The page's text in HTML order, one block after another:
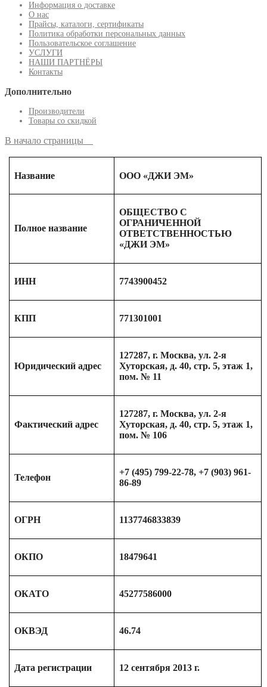
Информация о доставке
О нас
Прайсы, каталоги, сертификаты
Политика обработки персональных данных
Пользовательское соглашение
УСЛУГИ
НАШИ ПАРТНЁРЫ
Контакты
Дополнительно
Производители
Товары со скидкой
В начало страницы
Название ООО «ДЖИ ЭМ»
Полное название
ОБЩЕСТВО С
ОГРАНИЧЕННОЙ
ОТВЕТСТВЕННОСТЬЮ
«ДЖИ ЭМ»
ИНН 7743900452
КПП 771301001
Юридический адрес
127287, г. Москва, ул. 2-я
Хуторская, д. 40, стр. 5, этаж 1,
пом. № 11
Фактический адрес
127287, г. Москва, ул. 2-я
Хуторская, д. 40, стр. 5, этаж 1,
пом. № 106
Телефон
+7 (495) 799-22-78, +7 (903) 961-
86-89
ОГРН 1137746833839
ОКПО 18479641
ОКАТО 45277586000
ОКВЭД 46.74
Дата регистрации 12 сентября 2013 г.